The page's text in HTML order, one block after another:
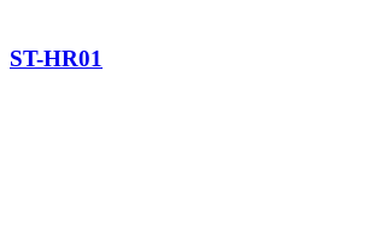
ST-HR01